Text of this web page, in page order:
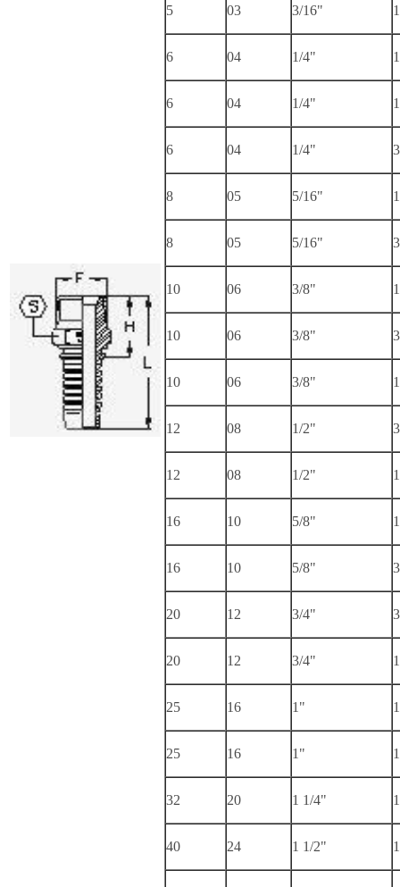
5 03 3/16"
6 04 1/4"
6 04 1/4"
6 04 1/4"
8 05 5/16"
8 05 5/16"
10 06 3/8"
10 06 3/8"
10 06 3/8"
12 08 1/2"
12 08 1/2"
16 10 5/8"
16 10 5/8"
20 12 3/4"
20 12 3/4"
25 16 1"
25 16 1"
32 20 1 1/4"
40 24 1 1/2"